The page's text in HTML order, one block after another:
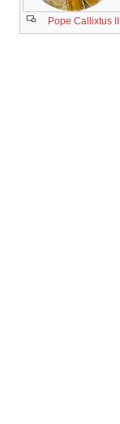
Pope Callixtus II